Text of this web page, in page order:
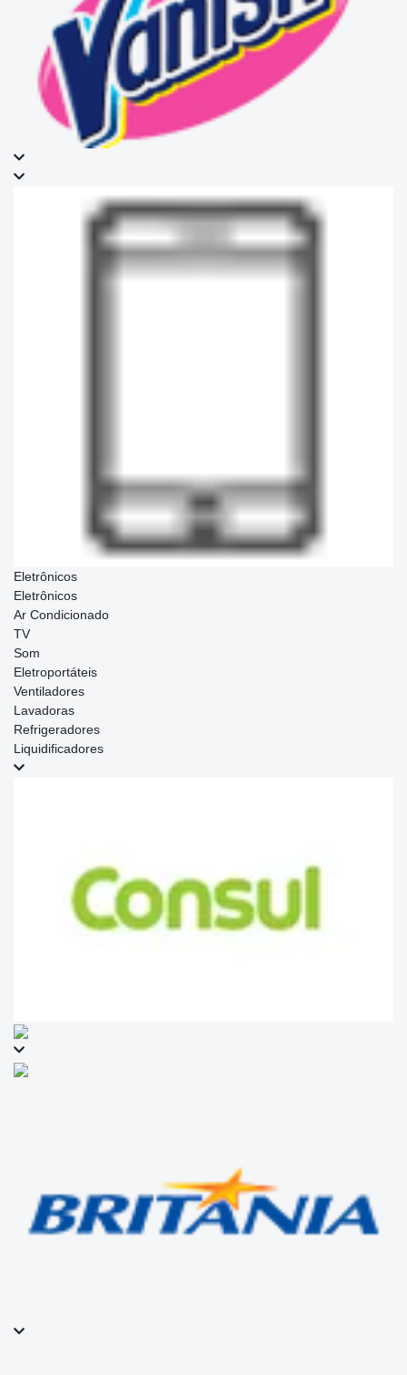
Eletrônicos
Eletrônicos
Ar Condicionado
TV
Som
Eletroportáteis
Ventiladores
Lavadoras
Refrigeradores
Liquidificadores